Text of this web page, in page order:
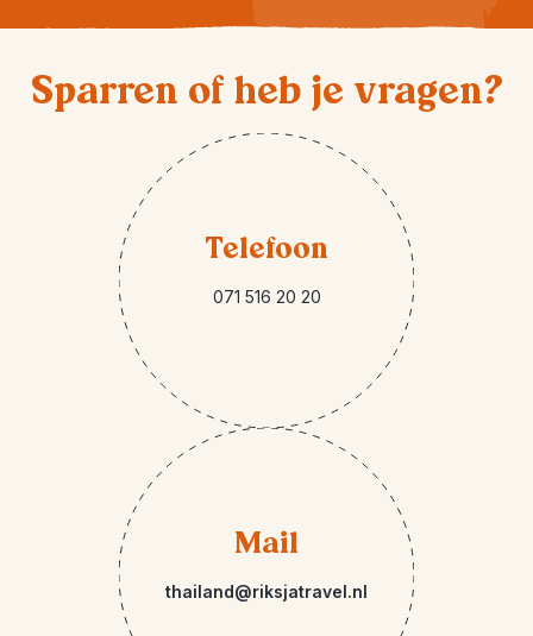
Sparren of heb je vragen?
Telefoon
071 516 20 20
Mail
thailand@riksjatravel.nl